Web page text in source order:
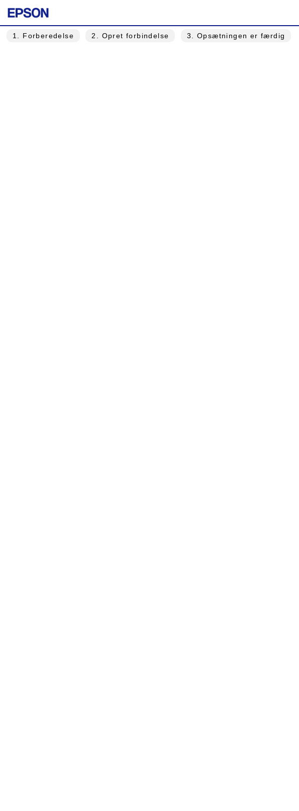
1 . Forberedelse 2 . Opret forbindelse 3 . Opsætningen er færdig